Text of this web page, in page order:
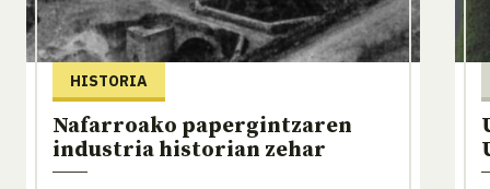
HISTORIA
Nafarroako papergintzaren
industria historian zehar